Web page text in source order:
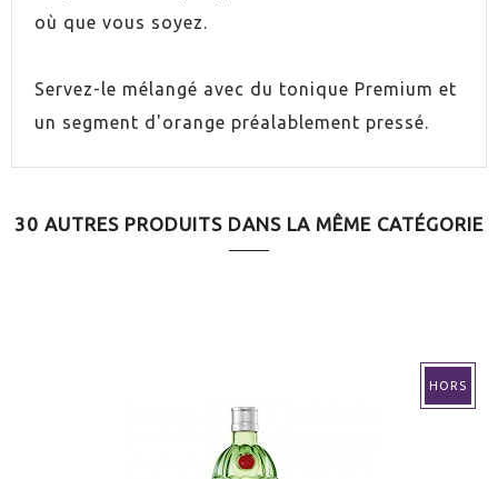
où que vous soyez.
Servez-le mélangé avec du tonique Premium et
un segment d'orange préalablement pressé.
30 AUTRES PRODUITS DANS LA MÊME CATÉGORIE
HORS